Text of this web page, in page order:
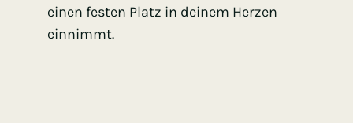
einen festen Platz in deinem Herzen
einnimmt.